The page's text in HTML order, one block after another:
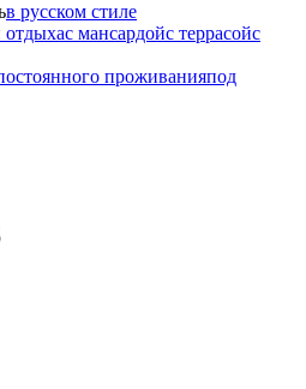
в русском стиле
отдыхас мансардойс террасойс
проживанияпод